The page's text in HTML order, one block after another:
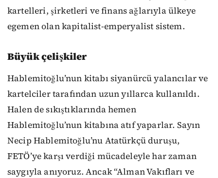
kartelleri, şirketleri ve finans ağlarıyla ülkeye
egemen olan kapitalist-emperyalist sistem.
Büyük çelişkiler
Hablemitoğlu’nun kitabı siyanürcü yalancılar ve
kartelciler tarafından uzun yıllarca kullanıldı.
Halen de sıkıştıklarında hemen
Hablemitoğlu’nun kitabına atıf yaparlar. Sayın
Necip Hablemitoğlu’nu Atatürkçü duruşu,
FETÖ’ye karşı verdiği mücadeleyle har zaman
saygıyla anıyoruz. Ancak “Alman Vakıfları ve